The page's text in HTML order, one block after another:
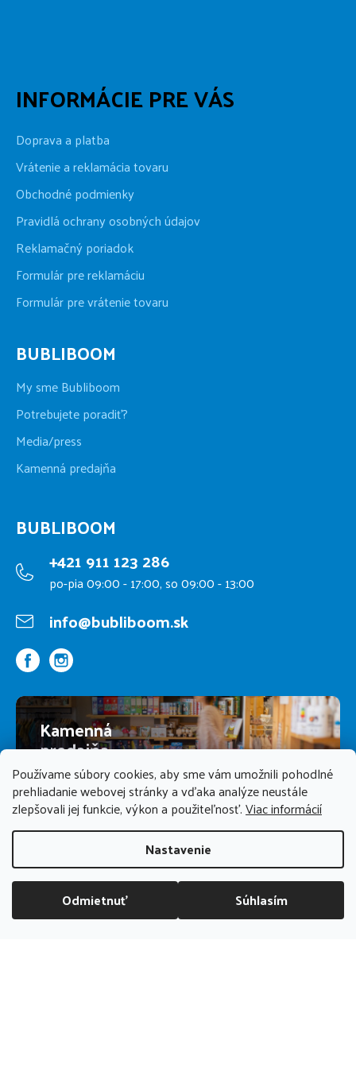
Používame súbory cookies, aby sme vám umožnili pohodlné
prehliadanie webovej stránky a vďaka analýze neustále
zlepšovali jej funkcie, výkon a použiteľnosť.Viac informácií
Nastavenie
Odmietnuť Súhlasím
DOPRAVA ZADARMO NAD 70 EUR
INFORMÁCIE PRE VÁS
Doprava a platba
Vrátenie a reklamácia tovaru
Obchodné podmienky
Pravidlá ochrany osobných údajov
Reklamačný poriadok
Formulár pre reklamáciu
Formulár pre vrátenie tovaru
BUBLIBOOM
My sme Bubliboom
Potrebujete poradiť?
Media/press
Kamenná predajňa
BUBLIBOOM
+421 911 123 286
po-pia 09:00 - 17:00, so 09:00 - 13:00
info@bubliboom.sk
Kamenná
predajňa
PREDAJŇA ZATVORENÁ